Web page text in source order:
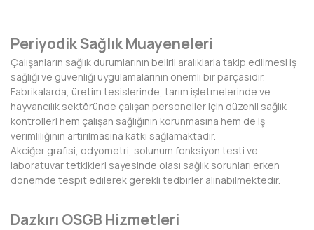
GİRESUN
GÜMÜŞHANE
HAKKARİ
HATAY
IĞDIR
KAHRAMANMARAŞ
Periyodik Sağlık Muayeneleri
Çalışanların sağlık durumlarının belirli aralıklarla takip edilmesi iş
sağlığı ve güvenliği uygulamalarının önemli bir parçasıdır.
Fabrikalarda, üretim tesislerinde, tarım işletmelerinde ve
hayvancılık sektöründe çalışan personeller için düzenli sağlık
kontrolleri hem çalışan sağlığının korunmasına hem de iş
verimliliğinin artırılmasına katkı sağlamaktadır.
Akciğer grafisi, odyometri, solunum fonksiyon testi ve
laboratuvar tetkikleri sayesinde olası sağlık sorunları erken
dönemde tespit edilerek gerekli tedbirler alınabilmektedir.
Dazkırı OSGB Hizmetleri